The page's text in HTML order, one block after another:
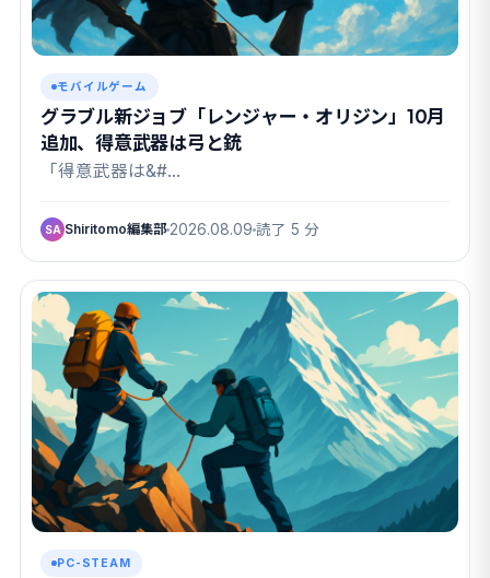
モバイルゲーム
グラブル新ジョブ「レンジャー・オリジン」10月
追加、得意武器は弓と銃
「得意武器は&#…
SA Shiritomo編集部 2026.08.09 読了 5 分
PC-STEAM